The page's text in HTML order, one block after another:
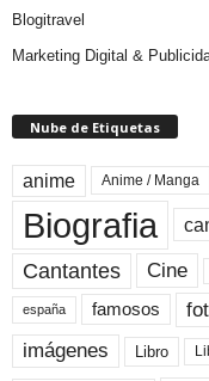
Blogitravel
Marketing Digital &
Nube de Etiquetas
anime Anime / Manga
Biografia
Cantantes Cine
españa famosos
imágenes Libro